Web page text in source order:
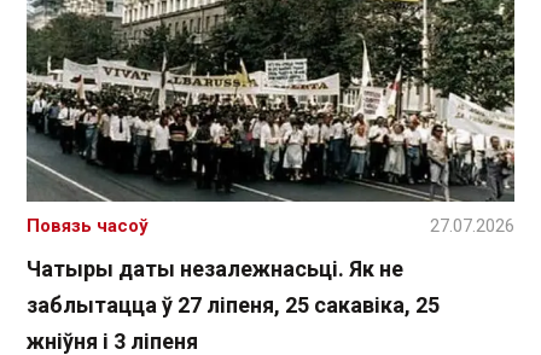
Чатыры даты незалежнасьці. Як не
заблытацца ў 27 ліпеня, 25 сакавіка, 25
жніўня і 3 ліпеня
Повязь часоў 27.07.2026